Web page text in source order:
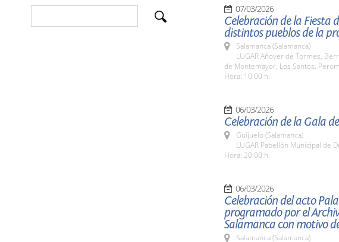
07/03/2026
Celebración de la Fiesta
distintos pueblos de la
Salamanca (Salamanca)
LUGAR Añover de Tormes,
de Montemayor, Los Santos,
Hora: 10:00 h.
06/03/2026
Celebración de la Gala
Guijuelo (Salamanca)
LUGAR Pabellón Municipal de
Hora: 20:00 h.
06/03/2026
Celebración del acto
programado por el
Salamanca con motivo
Salamanca (Salamanca)